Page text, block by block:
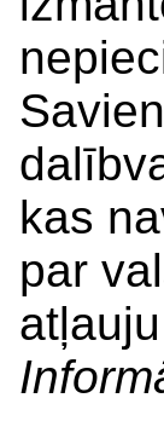
kas
par
atļauju